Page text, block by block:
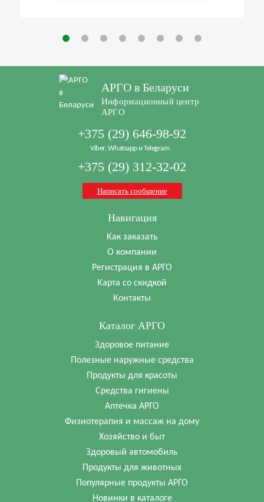
АРГО в Беларуси
Информационный центр
АРГО
+375 (29) 646-98-92
Viber, Whatsapp и Telegram
+375 (29) 312-32-02
Написать сообщение
Навигация
Как заказать
О компании
Регистрация в АРГО
Карта со скидкой
Контакты
Каталог АРГО
Здоровое питание
Полезные наружные средства
Продукты для красоты
Средства гигиены
Аптечка АРГО
Физиотерапия и массаж на дому
Хозяйство и быт
Здоровый автомобиль
Продукты для животных
Популярные продукты АРГО
Новинки в каталоге